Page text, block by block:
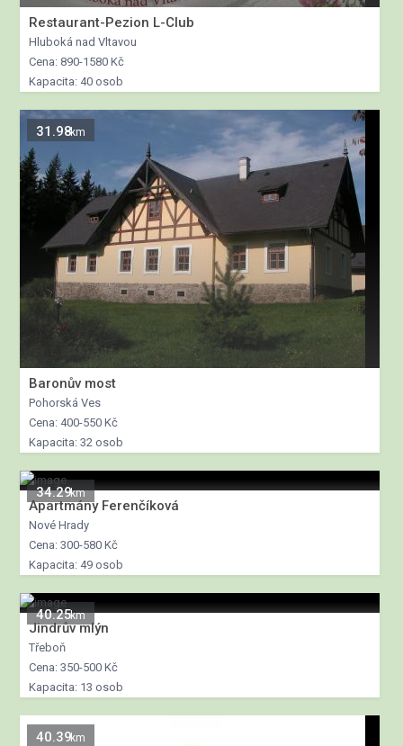
Restaurant-Pezion L-Club
Hluboká nad Vltavou
Cena: 890-1580 Kč
Kapacita: 40 osob
31.98km
Baronův most
Pohorská Ves
Cena: 400-550 Kč
Kapacita: 32 osob
34.29km
Apartmány Ferenčíková
Nové Hrady
Cena: 300-580 Kč
Kapacita: 49 osob
40.25km
Jindrův mlýn
Třeboň
Cena: 350-500 Kč
Kapacita: 13 osob
40.39km